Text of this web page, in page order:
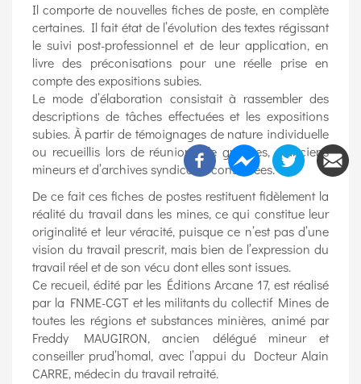
Il comporte de nouvelles fiches de poste, en complète
certaines. Il fait état de l’évolution des textes régissant
le suivi post-professionnel et de leur application, en
livre des préconisations pour une réelle prise en
compte des expositions subies.
Le mode d’élaboration consistait à rassembler des
descriptions de tâches effectuées et les expositions
subies. À partir de témoignages de nature individuelle
ou recueillis lors de réunions de groupes, d’anciens
mineurs et d’archives syndicales conservées.
De ce fait ces fiches de postes restituent fidèlement la
réalité du travail dans les mines, ce qui constitue leur
originalité et leur véracité, puisque ce n’est pas d’une
vision du travail prescrit, mais bien de l’expression du
travail réel et de son vécu dont elles sont issues.
Ce recueil, édité par les Éditions Arcane 17, est réalisé
par la FNME-CGT et les militants du collectif Mines de
toutes les régions et substances minières, animé par
Freddy MAUGIRON, ancien délégué mineur et
conseiller prud’homal, avec l’appui du Docteur Alain
CARRE, médecin du travail retraité.